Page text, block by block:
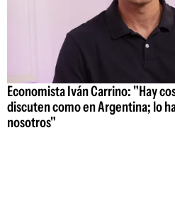
Economista Iván Carrino: "Hay
discuten como en Argentina; lo
nosotros"